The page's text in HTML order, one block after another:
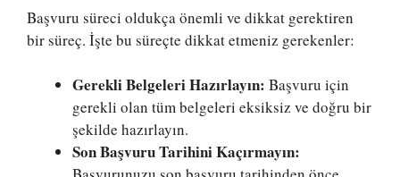
Başvuru süreci oldukça önemli ve dikkat gerektiren
bir süreç. İşte bu süreçte dikkat etmeniz gerekenler:
Gerekli Belgeleri Hazırlayın: Başvuru için
gerekli olan tüm belgeleri eksiksiz ve doğru bir
şekilde hazırlayın.
Son Başvuru Tarihini Kaçırmayın: